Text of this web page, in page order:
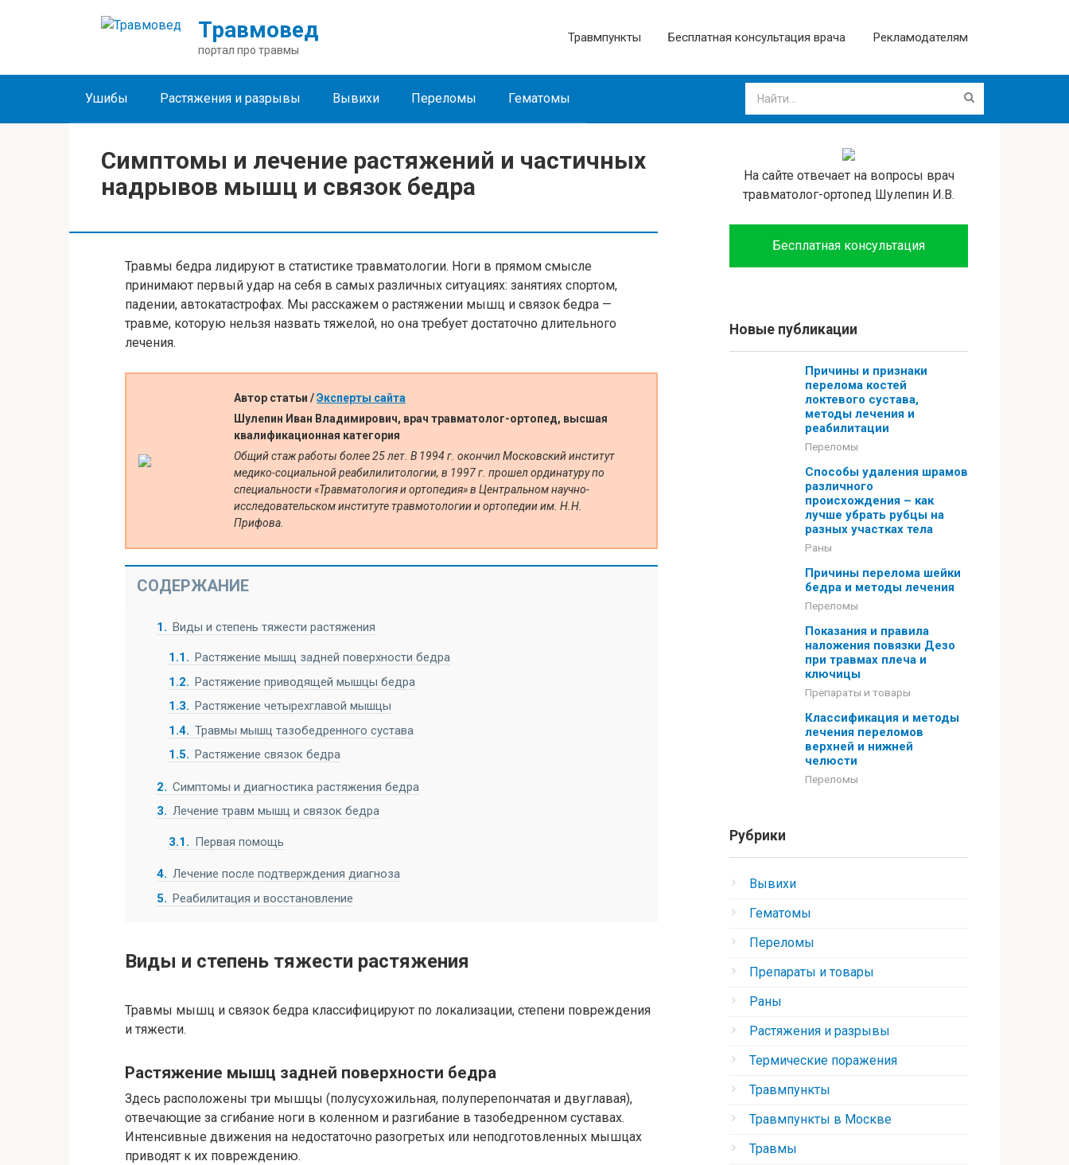
Травмовед
портал про травмы
Травмпункты Бесплатная консультация врача Рекламодателям
Ушибы Растяжения и разрывы Вывихи Переломы Гематомы
Симптомы и лечение растяжений и частичных
надрывов мышц и связок бедра
Травмы бедра лидируют в статистике травматологии. Ноги в прямом смысле
принимают первый удар на себя в самых различных ситуациях: занятиях спортом,
падении, автокатастрофах. Мы расскажем о растяжении мышц и связок бедра —
травме, которую нельзя назвать тяжелой, но она требует достаточно длительного
лечения.
Автор статьи /Эксперты сайта
Шулепин Иван Владимирович, врач травматолог-ортопед, высшая
квалификационная категория
Общий стаж работы более 25 лет. В 1994 г. окончил Московский институт
медико-социальной реабилилитологии, в 1997 г. прошел ординатуру по
специальности «Травматология и ортопедия» в Центральном научно-
исследовательском институте травмотологии и ортопедии им. Н.Н.
Прифова.
СОДЕРЖАНИЕ
1 Виды и степень тяжести растяжения
1.1
Растяжение мышц задней поверхности бедра
1.2
Растяжение приводящей мышцы бедра
1.3
Растяжение четырехглавой мышцы
1.4
Травмы мышц тазобедренного сустава
1.5
Растяжение связок бедра
2
Симптомы и диагностика растяжения бедра
3
Лечение травм мышц и связок бедра
3.1 Первая помощь
4
Лечение после подтверждения диагноза
5
Реабилитация и восстановление
Виды и степень тяжести растяжения
Травмы мышц и связок бедра классифицируют по локализации, степени повреждения
и тяжести.
Растяжение мышц задней поверхности бедра
Здесь расположены три мышцы (полусухожильная, полуперепончатая и двуглавая),
отвечающие за сгибание ноги в коленном и разгибание в тазобедренном суставах.
Интенсивные движения на недостаточно разогретых или неподготовленных мышцах
приводят к их повреждению.
На сайте отвечает на вопросы врач
травматолог-ортопед Шулепин И.В.
Бесплатная консультация
Новые публикации
Причины и признаки
перелома костей
локтевого сустава,
методы лечения и
реабилитации
Переломы
Способы удаления шрамов
различного
происхождения – как
лучше убрать рубцы на
разных участках тела
Раны
Причины перелома шейки
бедра и методы лечения
Переломы
Показания и правила
наложения повязки Дезо
при травмах плеча и
ключицы
Препараты и товары
Классификация и методы
лечения переломов
верхней и нижней
челюсти
Переломы
Рубрики
Вывихи
Гематомы
Переломы
Препараты и товары
Раны
Растяжения и разрывы
Термические поражения
Травмпункты
Травмпункты в Москве
Травмы